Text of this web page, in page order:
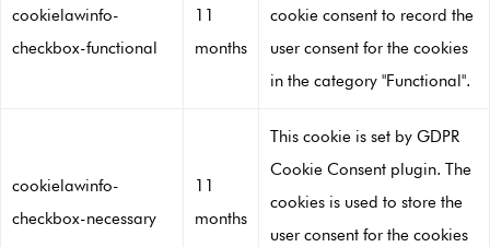
cookielawinfo-
checkbox-functional
11
months
cookie consent to record the
user consent for the cookies
in the category "Functional".
cookielawinfo-
checkbox-necessary
11
months
This cookie is set by GDPR
Cookie Consent plugin. The
cookies is used to store the
user consent for the cookies